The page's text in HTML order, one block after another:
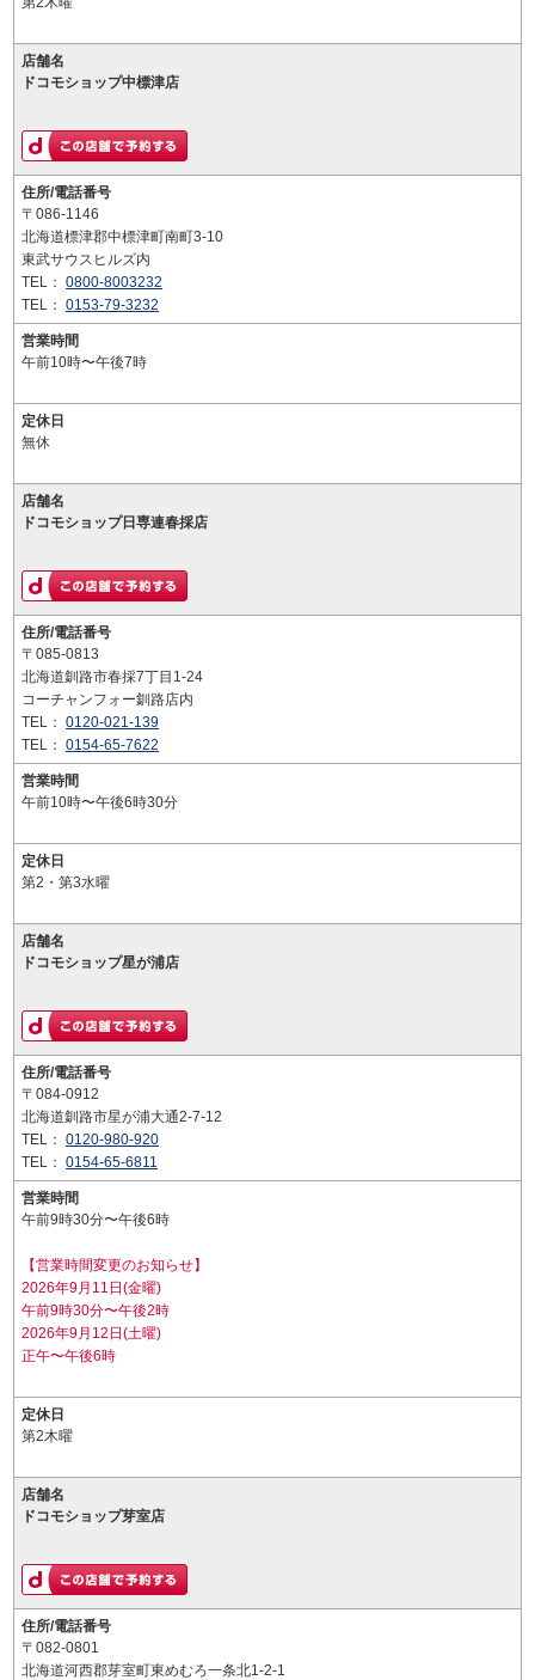
店舗名
ドコモショップ中標津店
住所/電話番号
〒086-1146
北海道標津郡中標津町南町3-10
東武サウスヒルズ内
TEL： 0800-8003232
TEL： 0153-79-3232
営業時間
午前10時〜午後7時
定休日
無休
店舗名
ドコモショップ日専連春採店
住所/電話番号
〒085-0813
北海道釧路市春採7丁目1-24
コーチャンフォー釧路店内
TEL： 0120-021-139
TEL： 0154-65-7622
営業時間
午前10時〜午後6時30分
定休日
第2・第3水曜
店舗名
ドコモショップ星が浦店
住所/電話番号
〒084-0912
北海道釧路市星が浦大通2-7-12
TEL： 0120-980-920
TEL： 0154-65-6811
営業時間
午前9時30分〜午後6時
【営業時間変更のお知らせ】
2026年9月11日(金曜)
午前9時30分〜午後2時
2026年9月12日(土曜)
正午〜午後6時
定休日
第2木曜
店舗名
ドコモショップ芽室店
住所/電話番号
〒082-0801
北海道河西郡芽室町東めむろ一条北1-2-1